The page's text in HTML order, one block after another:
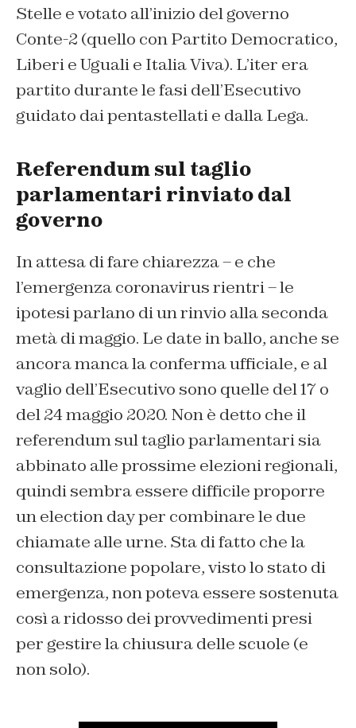
Stelle e votato all’inizio del governo
Conte-2 (quello con Partito Democratico,
Liberi e Uguali e Italia Viva). L’iter era
partito durante le fasi dell’Esecutivo
guidato dai pentastellati e dalla Lega.
Referendum sul taglio
parlamentari rinviato dal
governo
In attesa di fare chiarezza – e che
l’emergenza coronavirus rientri – le
ipotesi parlano di un rinvio alla seconda
metà di maggio. Le date in ballo, anche se
ancora manca la conferma ufficiale, e al
vaglio dell’Esecutivo sono quelle del 17 o
del 24 maggio 2020. Non è detto che il
referendum sul taglio parlamentari sia
abbinato alle prossime elezioni regionali,
quindi sembra essere difficile proporre
un election day per combinare le due
chiamate alle urne. Sta di fatto che la
consultazione popolare, visto lo stato di
emergenza, non poteva essere sostenuta
così a ridosso dei provvedimenti presi
per gestire la chiusura delle scuole (e
non solo).